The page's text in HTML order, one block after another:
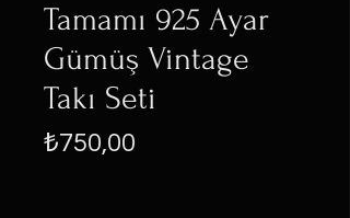
Tamamı 925 Ayar
Gümüş Vintage
Takı Seti
₺750,00